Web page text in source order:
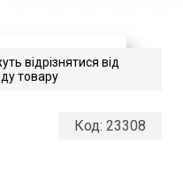
форматі
Mb
відрізнятися від
товару
Код: 23308